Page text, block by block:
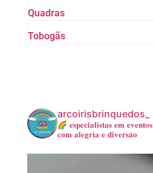
Quadras
Tobogãs
arcoirisbrinquedos_
🌈 𝐞𝐬𝐩𝐞𝐜𝐢𝐚𝐥𝐢𝐬𝐭𝐚𝐬 𝐞𝐦 𝐞𝐯𝐞𝐧𝐭𝐨𝐬
𝐜𝐨𝐦 𝐚𝐥𝐞𝐠𝐫𝐢𝐚 𝐞 𝐝𝐢𝐯𝐞𝐫𝐬𝐚̃𝐨